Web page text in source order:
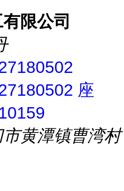
限公司
座
黄潭镇曹湾村